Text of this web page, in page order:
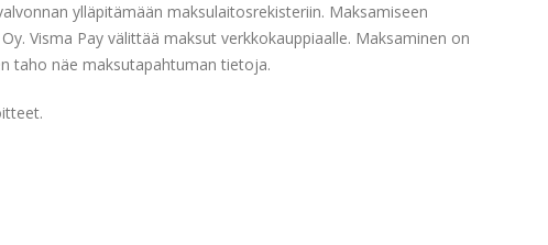
ylläpitämään maksulaitosrekisteriin. Maksamiseen
Visma Pay välittää maksut verkkokauppiaalle. Maksaminen on
taho näe maksutapahtuman tietoja.